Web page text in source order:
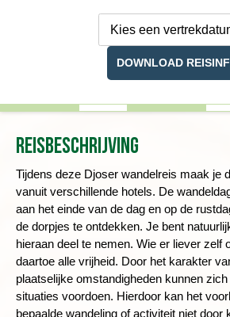
DOWNLOAD
Reisbeschrijving
Tijdens deze Djoser wandelreis maak je
vanuit verschillende hotels. De
aan het einde van de dag en op de
de dorpjes te ontdekken. Je bent
hieraan deel te nemen. Wie er liever zelf
daartoe alle vrijheid. Door het karakter
plaatselijke omstandigheden kunnen
situaties voordoen. Hierdoor kan het
bepaalde wandeling of activiteit niet door